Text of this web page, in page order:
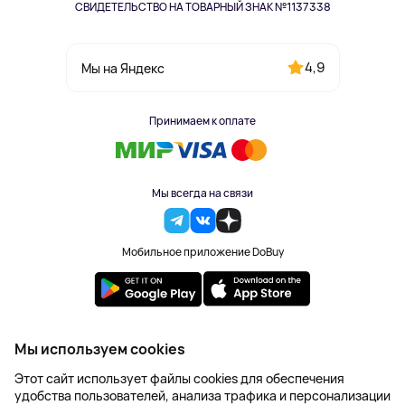
СВИДЕТЕЛЬСТВО НА ТОВАРНЫЙ ЗНАК №1137338
Мы на Яндекс 4,9
Принимаем к оплате
Мы всегда на связи
Мобильное приложение DoBuy
2023-2026 © DoBuy. Все права защищены
Правила обработки персональных данных
Пользовательское соглашение
Оферта
Мы используем cookies
Этот сайт использует файлы cookies для обеспечения
удобства пользователей, анализа трафика и персонализации